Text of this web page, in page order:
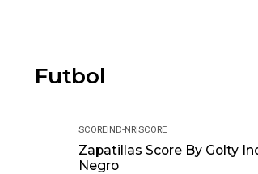
Modelo: TWORK-C1-TPU
Garantía: Por defectos de fábrica
Futbol
-21%
SCOREIND-NR|SCORE
Zapatillas Score By Golty
Negro